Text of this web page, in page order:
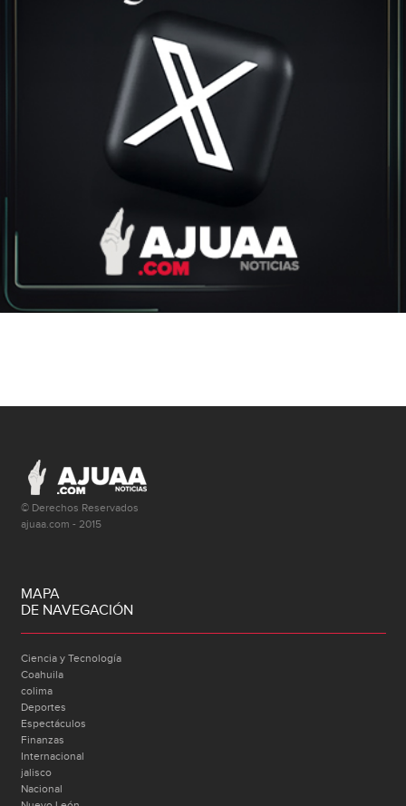
© Derechos Reservados
ajuaa.com - 2015
MAPA
DE NAVEGACIÓN
Ciencia y Tecnología
Coahuila
colima
Deportes
Espectáculos
Finanzas
Internacional
jalisco
Nacional